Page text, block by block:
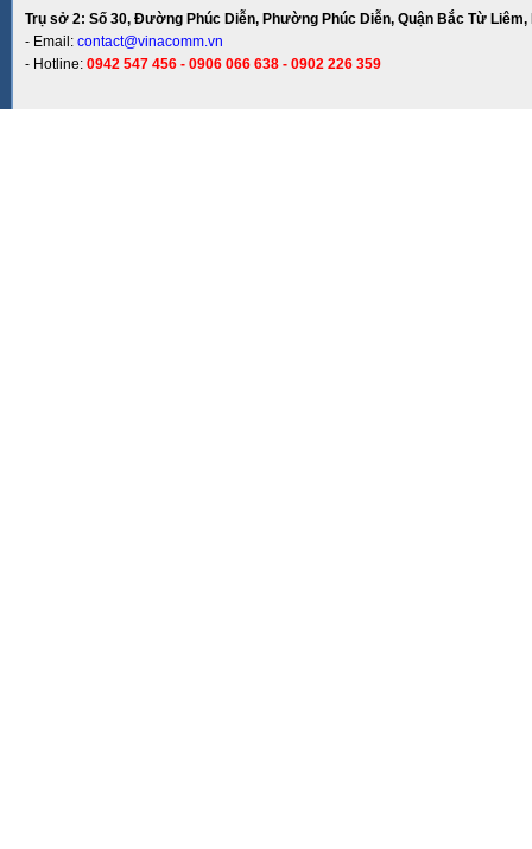
Trụ sở 2: Số 30, Đường Phúc Diễn, Phường Phúc Diễn, Quận Bắc Từ Liêm,
- Email: contact@vinacomm.vn
- Hotline: 0942 547 456 - 0906 066 638 - 0902 226 359